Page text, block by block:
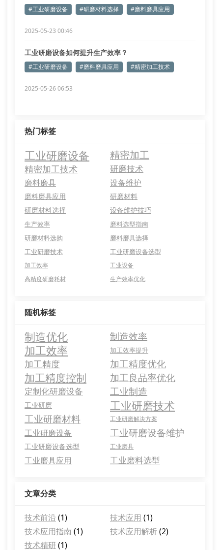
#工业研磨设备 #研磨材料选择 #磨料磨具应用
2025-05-23 00:46
工业研磨设备如何提升生产效率？
#工业研磨设备 #磨料磨具应用 #精密加工技术
2025-05-26 06:53
热门标签
工业研磨设备 精密加工
精密加工技术 研磨技术
磨料磨具 设备维护
磨料磨具应用
研磨材料
研磨材料选择
设备维护技巧
生产效率
磨料选型指南
研磨材料选购
磨料磨具选择
工业研磨技术
工业研磨设备选型
加工效率
工业设备
高精度研磨耗材
生产效率优化
随机标签
制造优化 制造效率
加工效率 加工效率提升
加工精度 加工精度优化
加工精度控制 加工良品率优化
定制化研磨设备 工业制造
工业研磨 工业研磨技术
工业研磨材料 工业研磨解决方案
工业研磨设备 工业研磨设备维护
工业研磨设备选型 工业磨具
工业磨具应用 工业磨料选型
文章分类
技术前沿 (1) 技术应用 (1)
技术应用指南(1) 技术应用解析(2)
技术精研 (1)